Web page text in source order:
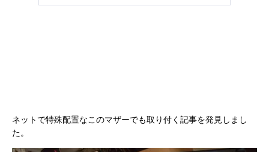
ネットで特殊配置なこのマザーでも取り付く記事を発見しまし
た。